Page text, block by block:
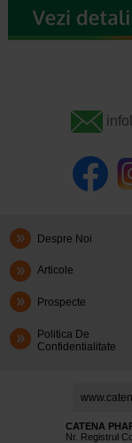
Despre Noi
Articole
Prospecte
Politica De
Confidentialitate
CATENA
Nr. Registrul